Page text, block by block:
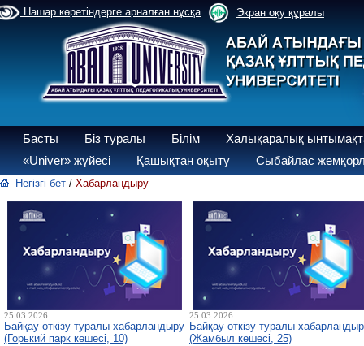
Нашар көретіндерге арналған нұсқа Экран оқу құралы
Басты Біз туралы Білім
Халықаралық
«Univer» жүйесі
Қашықтан оқыту Сыбайлас
Негізгі бет / Хабарландыру
25.03.2026
Байқау өткізу туралы хабарландыру
(Горький парк көшесі, 10)
25.03.2026
Байқау өткізу туралы
(Жамбыл көшесі, 25)